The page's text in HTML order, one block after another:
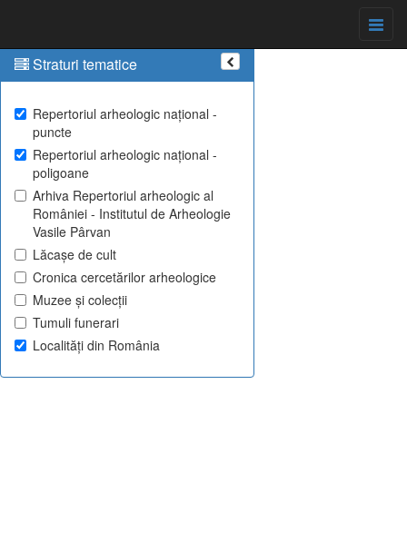
Straturi tematice
Repertoriul arheologic național -
puncte
Repertoriul arheologic național -
poligoane
Arhiva Repertoriul arheologic al
României - Institutul de Arheologie
Vasile Pârvan
Lăcașe de cult
Cronica cercetărilor arheologice
Muzee și colecții
Tumuli funerari
Localități din România